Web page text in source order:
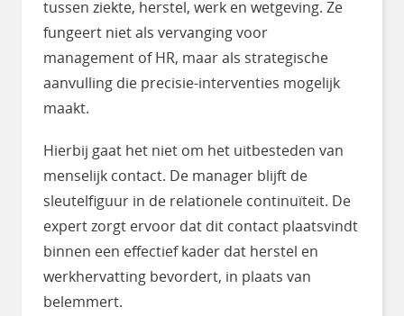
tussen ziekte, herstel, werk en wetgeving. Ze
fungeert niet als vervanging voor
management of HR, maar als strategische
aanvulling die precisie-interventies mogelijk
maakt.
Hierbij gaat het niet om het uitbesteden van
menselijk contact. De manager blijft de
sleutelfiguur in de relationele continuïteit. De
expert zorgt ervoor dat dit contact plaatsvindt
binnen een effectief kader dat herstel en
werkhervatting bevordert, in plaats van
belemmert.